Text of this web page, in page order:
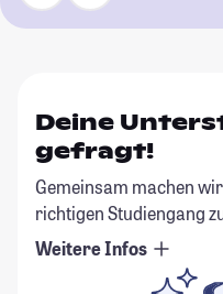
Deine
gefragt!
Gemeinsam machen
richtigen Studiengang
Weitere Infos